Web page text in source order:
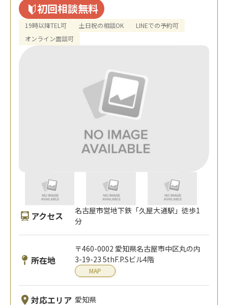
初回相談無料
19時以降TEL可 土日祝の相談OK
LINEでの予約可
オンライン面談可
アクセス
名古屋市営地下鉄「久屋大通駅」徒歩1
分
所在地
〒460-0002 愛知県名古屋市中区丸の内
3-19-23 5thF.P.Sビル4階
MAP
対応エリア 愛知県